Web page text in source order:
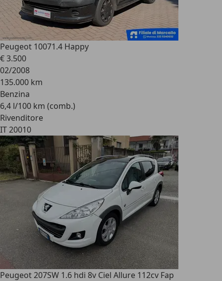
Peugeot 10071.4 Happy
€ 3.500
02/2008
135.000 km
Benzina
6,4 l/100 km (comb.)
Rivenditore
IT 20010
Peugeot 207SW 1.6 hdi 8v Ciel Allure 112cv Fap